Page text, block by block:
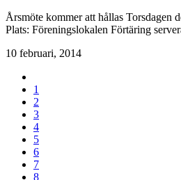
Årsmöte kommer att hållas Torsdagen
Plats: Föreningslokalen Förtäring
10 februari, 2014
1
2
3
4
5
6
7
8